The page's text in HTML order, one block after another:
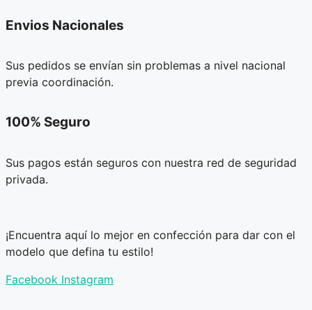
Envios Nacionales
Sus pedidos se envían sin problemas a nivel nacional
previa coordinación.
100% Seguro
Sus pagos están seguros con nuestra red de seguridad
privada.
¡Encuentra aquí lo mejor en confección para dar con el
modelo que defina tu estilo!
Facebook Instagram